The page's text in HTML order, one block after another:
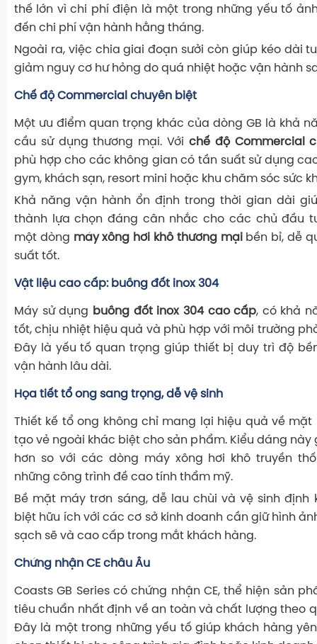
thế lớn vì chi phí điện là một trong những yếu tố
đến chi phí vận hành hằng tháng.
Ngoài ra, việc chia giai đoạn sưởi còn giúp kéo dài
giảm nguy cơ hư hỏng do quá nhiệt hoặc vận hành
Chế độ Commercial chuyên biệt
Một ưu điểm quan trọng khác của dòng GB là khả
cầu sử dụng thương mại. Với chế độ Commercial
phù hợp cho các không gian có tần suất sử dụng
gym, khách sạn, resort mini hoặc khu chăm sóc sức
Khả năng vận hành ổn định trong thời gian dài
thành lựa chọn đáng cân nhắc cho các chủ đầu
một dòng máy xông hơi khô thương mạibền bỉ, dễ
suất tốt.
Vật liệu cao cấp: buồng đốt inox 304
Máy sử dụng buồng đốt inox 304 cao cấp, có khả
tốt, chịu nhiệt hiệu quả và phù hợp với môi trường
Đây là yếu tố quan trọng giúp thiết bị duy trì độ
vận hành lâu dài.
Họa tiết tổ ong sang trọng, dễ vệ sinh
Thiết kế tổ ong không chỉ mang lại hiệu quả về
tạo vẻ ngoài khác biệt cho sản phẩm. Kiểu dáng này
hơn so với các dòng máy xông hơi khô truyền
những công trình đề cao tính thẩm mỹ.
Bề mặt máy trơn sáng, dễ lau chùi và vệ sinh định
biệt hữu ích với các cơ sở kinh doanh cần giữ hình
sạch sẽ và cao cấp trong mắt khách hàng.
Chứng nhận CE châu Âu
Coasts GB Series có chứng nhận CE, thể hiện sản
tiêu chuẩn nhất định về an toàn và chất lượng theo
Đây là một trong những yếu tố giúp khách hàng